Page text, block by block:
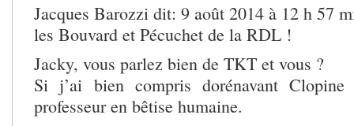
Jacques Barozzi dit: 9 août 2014 à 12 h 57
les Bouvard et Pécuchet de la RDL !
Jacky, vous parlez bien de TKT et vous ?
Si j’ai bien compris dorénavant Clopine
professeur en bêtise humaine.